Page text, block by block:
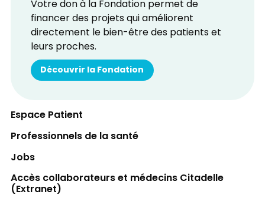
Votre don à la Fondation permet de
financer des projets qui améliorent
directement le bien-être des patients et
leurs proches.
Découvrir la Fondation
Espace Patient
Professionnels de la santé
Jobs
Accès collaborateurs et médecins Citadelle
(Extranet)